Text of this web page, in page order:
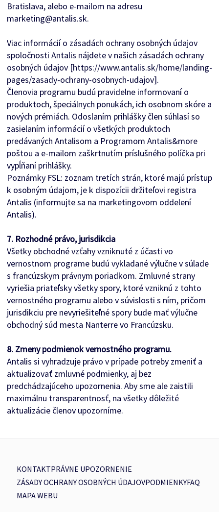
Bratislava, alebo e-mailom na adresu
marketing@antalis.sk.
Viac informácií o zásadách ochrany osobných údajov
spoločnosti Antalis nájdete v našich zásadách ochrany
osobných údajov [https://www.antalis.sk/home/landing-
pages/zasady-ochrany-osobnych-udajov].
Členovia programu budú pravidelne informovaní o
produktoch, špeciálnych ponukách, ich osobnom skóre a
nových prémiách. Odoslaním prihlášky člen súhlasí so
zasielaním informácií o všetkých produktoch
predávaných Antalisom a Programom Antalis&more
poštou a e-mailom zaškrtnutím príslušného políčka pri
vypĺňaní prihlášky.
Poznámky FSL: zoznam tretích strán, ktoré majú prístup
k osobným údajom, je k dispozícii držiteľovi registra
Antalis (informujte sa na marketingovom oddelení
Antalis).
7. Rozhodné právo, jurisdikcia
Všetky obchodné vzťahy vzniknuté z účasti vo
vernostnom programe budú vykladané výlučne v súlade
s francúzskym právnym poriadkom. Zmluvné strany
vyriešia priateľsky všetky spory, ktoré vzniknú z tohto
vernostného programu alebo v súvislosti s ním, pričom
jurisdikciu pre nevyriešiteľné spory bude mať výlučne
obchodný súd mesta Nanterre vo Francúzsku.
8. Zmeny podmienok vernostného programu.
Antalis si vyhradzuje právo v prípade potreby zmeniť a
aktualizovať zmluvné podmienky, aj bez
predchádzajúceho upozornenia. Aby sme ale zaistili
maximálnu transparentnosť, na všetky dôležité
aktualizácie členov upozorníme.
KONTAKTPRÁVNE UPOZORNENIE
ZÁSADY OCHRANY OSOBNÝCH ÚDAJOVPODMIENKYFAQ
MAPA WEBU